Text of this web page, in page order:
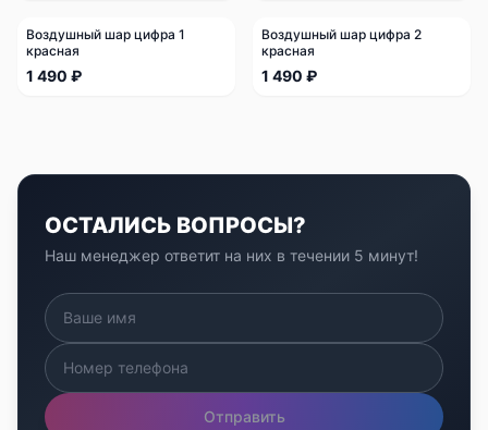
Воздушный шар цифра 1
красная
1 490 ₽
Воздушный шар цифра 2
красная
1 490 ₽
ОСТАЛИСЬ ВОПРОСЫ?
Наш менеджер ответит на них в течении 5 минут!
Отправить